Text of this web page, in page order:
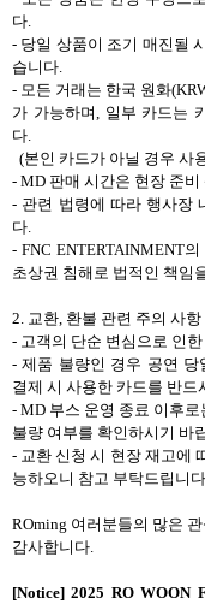
다.
- 당일 상품이 조기 매진될 시
습니다.
- 모든 거래는 한국 원화
가 가능하며, 일부 카드는
다.
(본인 카드가 아닐 경우 사
- MD 판매 시간은 현장 준
- 관련 법령에 따라 행사장
다.
- FNC ENTERTAINMENT의
초상권 침해로 법적인 책임
2. 교환, 환불 관련 주의 사항
- 고객의 단순 변심으로 인
-제품 불량인 경우 공연 당
결제 시 사용한 카드를 반
- MD 부스 운영 종료 이후
불량 여부를 확인하시기 바
- 교환 신청 시 현장 재고에
능하오니 참고 부탁드립니다
ROming 여러분들의 많은
감사합니다.
[Notice]2025 RO WOON